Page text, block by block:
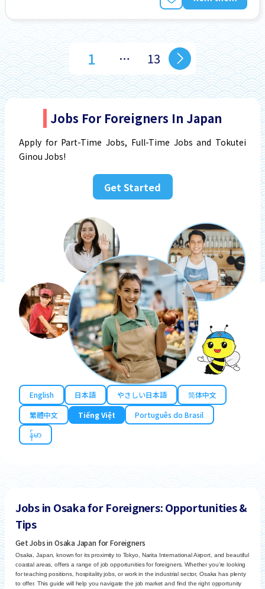
1 … 13
Jobs For Foreigners In Japan
Apply for Part-Time Jobs, Full-Time Jobs and Tokutei
Ginou Jobs!
Get Started
English 日本語 やさしい日本語
简体中文
繁體中文
Tiếng Việt
Português do Brasil
န်မာ
Jobs in Osaka for Foreigners: Opportunities &
Tips
Get Jobs in Osaka Japan for Foreigners
Osaka, Japan, known for its proximity to Tokyo, Narita International Airport, and beautiful
coastal areas, offers a range of job opportunities for foreigners. Whether you’re looking
for teaching positions, hospitality jobs, or work in the industrial sector, Osaka has plenty
to offer. This guide will help you navigate the job market and find the right opportunity